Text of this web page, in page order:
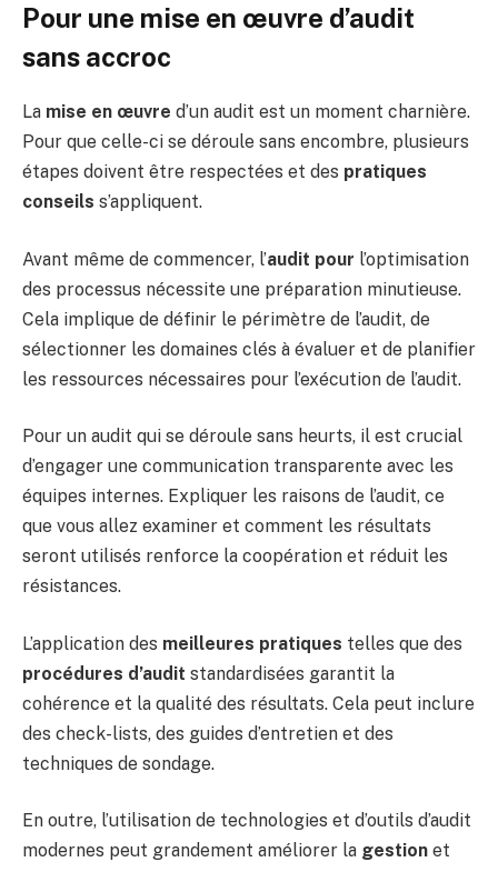
Pour une mise en œuvre d’audit
sans accroc
La mise en œuvre d’un audit est un moment charnière.
Pour que celle-ci se déroule sans encombre, plusieurs
étapes doivent être respectées et des pratiques
conseils s’appliquent.
Avant même de commencer, l’audit pour l’optimisation
des processus nécessite une préparation minutieuse.
Cela implique de définir le périmètre de l’audit, de
sélectionner les domaines clés à évaluer et de planifier
les ressources nécessaires pour l’exécution de l’audit.
Pour un audit qui se déroule sans heurts, il est crucial
d’engager une communication transparente avec les
équipes internes. Expliquer les raisons de l’audit, ce
que vous allez examiner et comment les résultats
seront utilisés renforce la coopération et réduit les
résistances.
L’application des meilleures pratiques telles que des
procédures d’audit standardisées garantit la
cohérence et la qualité des résultats. Cela peut inclure
des check-lists, des guides d’entretien et des
techniques de sondage.
En outre, l’utilisation de technologies et d’outils d’audit
modernes peut grandement améliorer la gestion et